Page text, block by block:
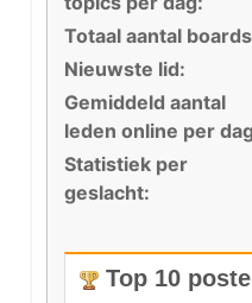
Totaal aantal
Nieuwste lid:
Gemiddeld aantal
leden online per
Statistiek per
geslacht:
Top 10